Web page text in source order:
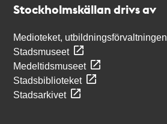
Stockholmskällan drivs av
Medioteket, utbildningsförvaltningen
Stadsmuseet
Medeltidsmuseet
Stadsbiblioteket
Stadsarkivet